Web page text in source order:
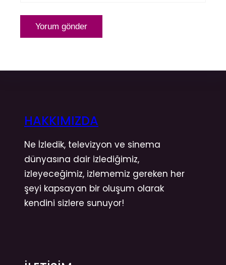
HAKKIMIZDA
Ne İzledik, televizyon ve sinema
dünyasına dair izlediğimiz,
izleyeceğimiz, izlememiz gereken her
şeyi kapsayan bir oluşum olarak
kendini sizlere sunuyor!